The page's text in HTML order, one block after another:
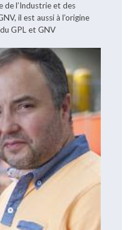
de l’Industrie et des
il est aussi à l’origine
GPL et GNV